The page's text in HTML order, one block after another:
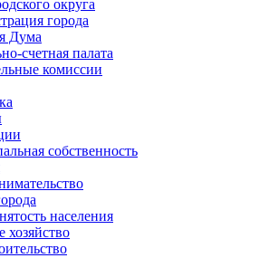
округа
города
Дума
счетная палата
комиссии
собственность
населения
хозяйство